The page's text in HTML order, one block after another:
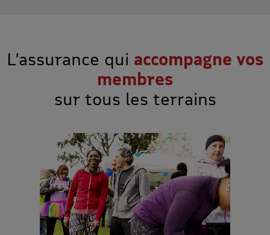
L’assurance qui accompagne vos
membres
sur tous les terrains